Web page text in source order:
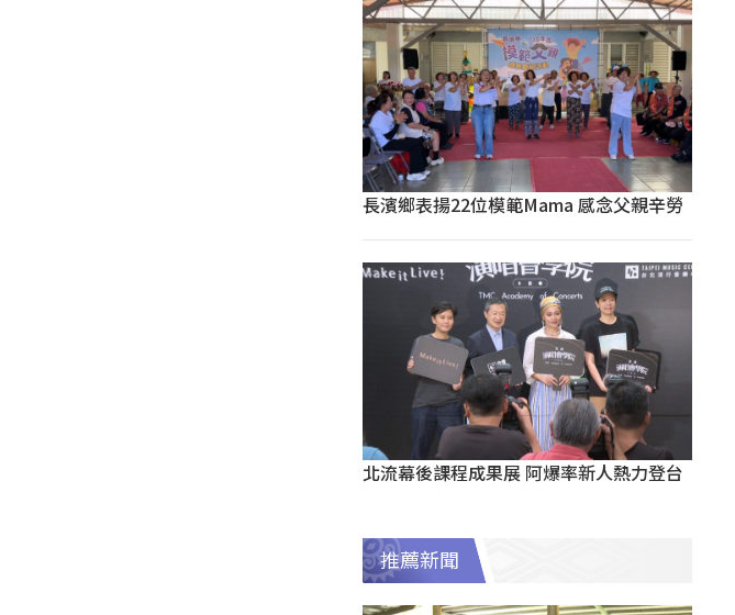
長濱鄉表揚22位模範Mama 感念父親辛勞
北流幕後課程成果展 阿爆率新人熱力登台
推薦新聞